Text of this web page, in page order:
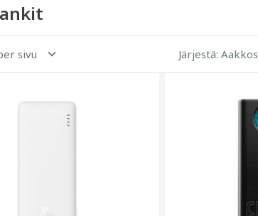
sivu Järjestä: